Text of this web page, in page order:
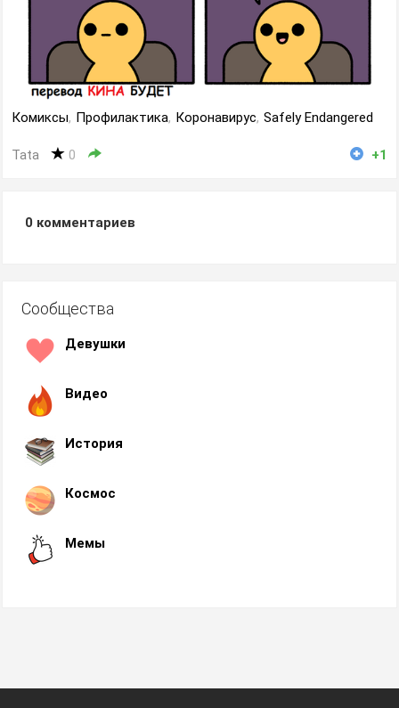
Комиксы, Профилактика, Коронавирус, Safely Endangered
Tata 0 +1
0 комментариев
Сообщества
Девушки
Видео
История
Космос
Мемы